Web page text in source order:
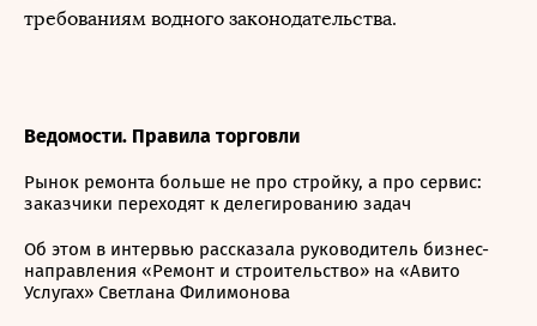
требованиям водного законодательства.
Ведомости. Правила торговли
Рынок ремонта больше не про стройку, а про сервис:
заказчики переходят к делегированию задач
Об этом в интервью рассказала руководитель бизнес-
направления «Ремонт и строительство» на «Авито
Услугах» Светлана Филимонова